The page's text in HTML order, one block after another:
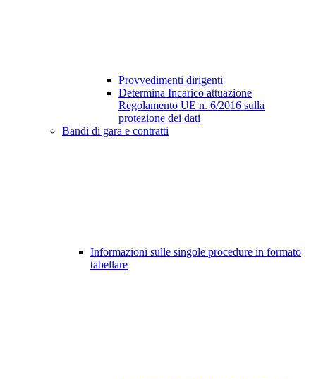
Provvedimenti dirigenti
Determina Incarico attuazione
Regolamento UE n. 6/2016 sulla
protezione dei dati
Bandi di gara e contratti
Informazioni sulle singole procedure in formato
tabellare